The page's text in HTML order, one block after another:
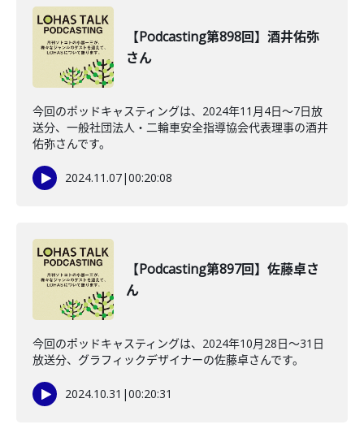
【Podcasting第898回】酒井佑弥
さん
今回のポッドキャスティングは、2024年11月4日～7日放
送分、一般社団法人・二輪車安全指導協会代表理事の酒井
佑弥さんです。
2024.11.07|00:20:08
【Podcasting第897回】佐藤卓さ
ん
今回のポッドキャスティングは、2024年10月28日〜31日
放送分、グラフィックデザイナーの佐藤卓さんです。
2024.10.31 |00:20:31